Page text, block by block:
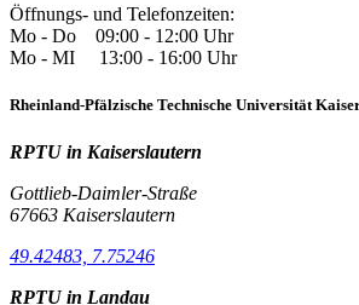
Öffnungs- und Telefonzeiten:
Mo - Do 09:00 - 12:00 Uhr
Mo - MI 13:00 - 16:00 Uhr
Rheinland-Pfälzische Technische Universität
RPTU in Kaiserslautern
Gottlieb-Daimler-Straße
67663 Kaiserslautern
49.42483, 7.75246
RPTU in Landau